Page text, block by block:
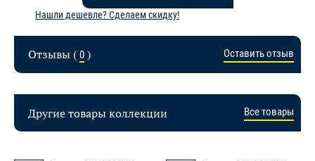
Нашли дешевле? Сделаем скидку!
Отзывы ( 0 ) Оставить отзыв
Другие товары коллекции Все товары